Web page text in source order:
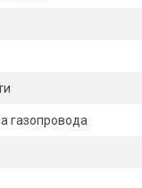
газопровода